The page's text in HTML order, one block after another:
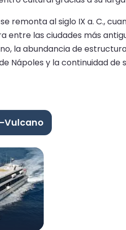
remonta al siglo IX a. C.,
entre las ciudades más
la abundancia de
Nápoles y la continuidad de